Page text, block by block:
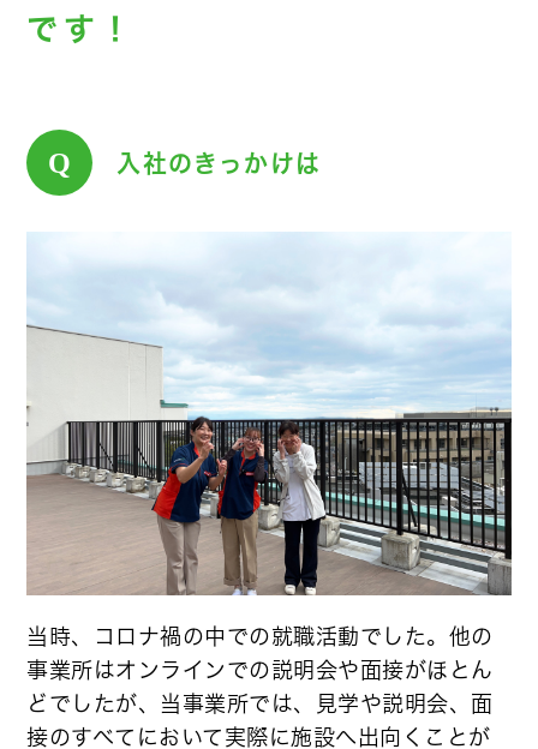
です！
Q 入社のきっかけは
当時、コロナ禍の中での就職活動でした。他の
事業所はオンラインでの説明会や面接がほとん
どでしたが、当事業所では、見学や説明会、面
接のすべてにおいて実際に施設へ出向くことが